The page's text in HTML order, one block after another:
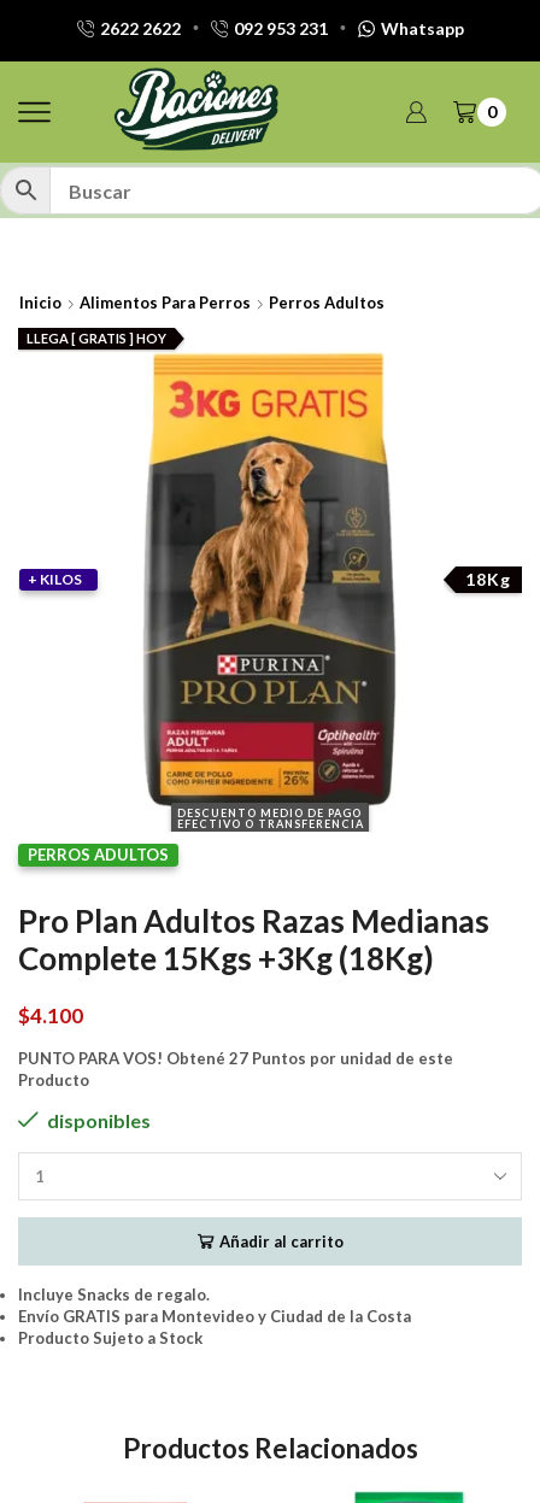
2622 2622 092 953 231 Whatsapp
0
Inicio Alimentos Para Perros Perros Adultos
18Kg
DESCUENTO MEDIO DE PAGO
EFECTIVO O TRANSFERENCIA
LLEGA [ GRATIS ] HOY
+ KILOS
PERROS ADULTOS
Pro Plan Adultos Razas Medianas
Complete 15Kgs +3Kg (18Kg)
$4.100
PUNTO PARA VOS! Obtené 27 Puntos por unidad de este
Producto
disponibles
Razas
15Kgs
Añadir al carrito
Incluye Snacks de regalo.
Envío GRATIS para Montevideo y Ciudad de la Costa
Producto Sujeto a Stock
Productos Relacionados